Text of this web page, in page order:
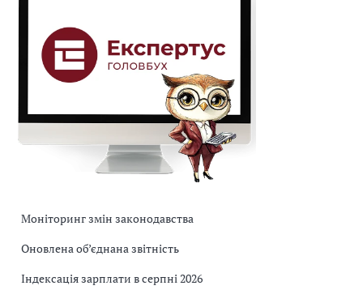
Моніторинг змін законодавства
Оновлена об’єднана звітність
Індексація зарплати в серпні 2026